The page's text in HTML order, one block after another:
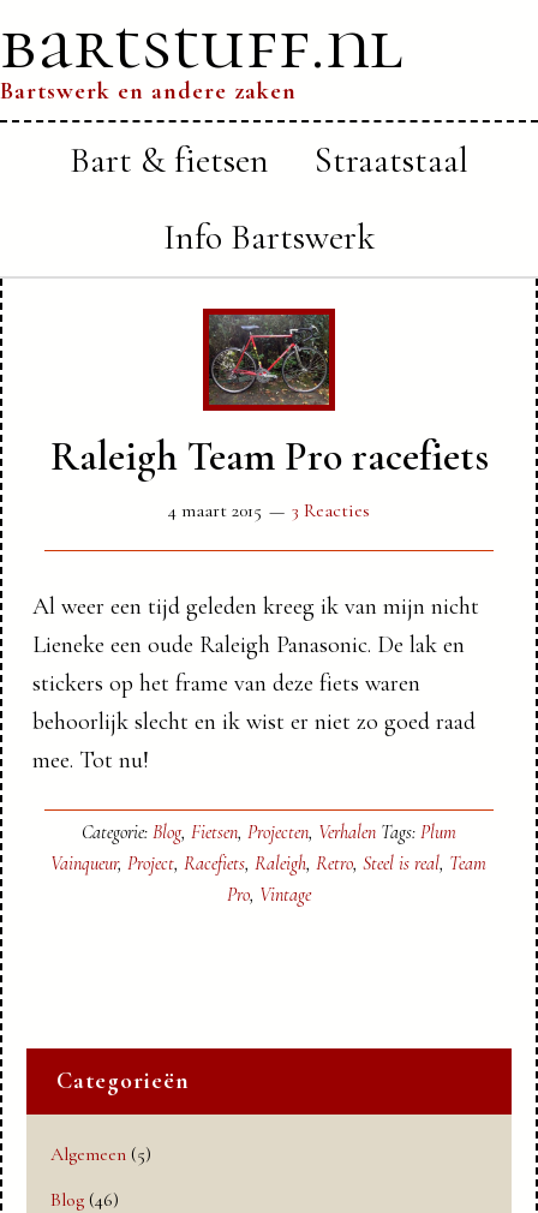
bartstuff.nl
Bartswerk en andere zaken
Bart & fietsen
Straatstaal
Info Bartswerk
Raleigh Team Pro racefiets
4 maart 2015 3 Reacties
Al weer een tijd geleden kreeg ik van mijn nicht
Lieneke een oude Raleigh Panasonic. De lak en
stickers op het frame van deze fiets waren
behoorlijk slecht en ik wist er niet zo goed raad
mee. Tot nu!
Categorie: Blog, Fietsen, Projecten, Verhalen Tags: Plum
Vainqueur,Project,Racefiets,Raleigh,Retro,Steel is real, Team
Pro, Vintage
Categorieën
Algemeen (5)
Blog (46)